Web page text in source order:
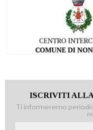
ISCRIVITI
Ti informeremo